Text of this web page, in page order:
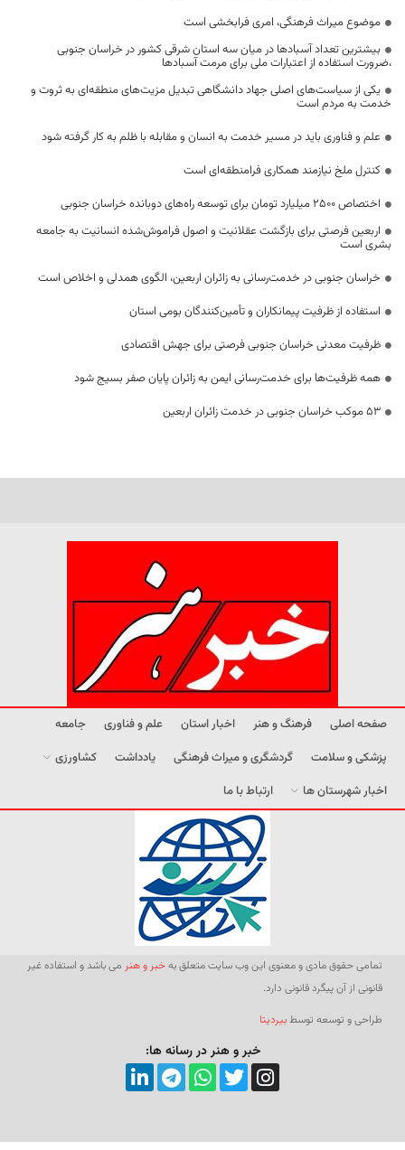
موضوع میراث فرهنگی، امری فرابخشی است
بیشترین تعداد آسبادها در میان سه استان شرقی کشور در خراسان جنوبی
،ضرورت استفاده از اعتبارات ملی برای مرمت آسبادها
یکی از سیاست‌های اصلی جهاد دانشگاهی تبدیل مزیت‌های منطقه‌ای به ثروت و
خدمت به مردم است
علم و فناوری باید در مسیر خدمت به انسان و مقابله با ظلم به کار گرفته شود
کنترل ملخ نیازمند همکاری فرامنطقه‌ای است
اختصاص 2500 میلیارد تومان برای توسعه راه‌های دوبانده خراسان جنوبی
اربعین فرصتی برای بازگشت عقلانیت و اصول فراموش‌شده انسانیت به جامعه
بشری است
خراسان جنوبی در خدمت‌رسانی به زائران اربعین، الگوی همدلی و اخلاص است
استفاده از ظرفیت پیمانکاران و تأمین‌کنندگان بومی استان
ظرفیت معدنی خراسان جنوبی فرصتی برای جهش اقتصادی
همه ظرفیت‌ها برای خدمت‌رسانی ایمن به زائران پایان صفر بسیج شود
53 موکب خراسان جنوبی در خدمت زائران اربعین
صفحه اصلی فرهنگ و هنر اخبار استان علم و فناوری
جامعه
پزشکی و سلامت
گردشگری و میراث فرهنگی یادداشت
کشاورزی
اخبار شهرستان ها
ارتباط با ما
تمامی حقوق مادی و معنوی این وب سایت متعلق بهخبر و هنر می باشد و استفاده غیر
قانونی از آن پیگرد قانونی دارد.
طراحی و توسعه توسطبیردیتا
خبر و هنر در رسانه ها: